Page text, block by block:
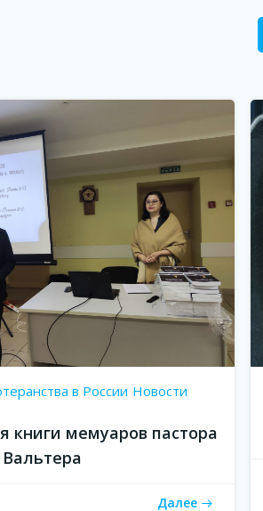
в России Новости
книги мемуаров пастора
Далее